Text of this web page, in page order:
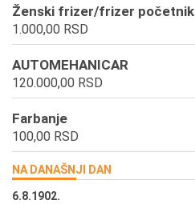
Ženski frizer/frizer početnik
1.000,00 RSD
AUTOMEHANICAR
120.000,00 RSD
Farbanje
100,00 RSD
NA DANAŠNJI DAN
6.8.1902.